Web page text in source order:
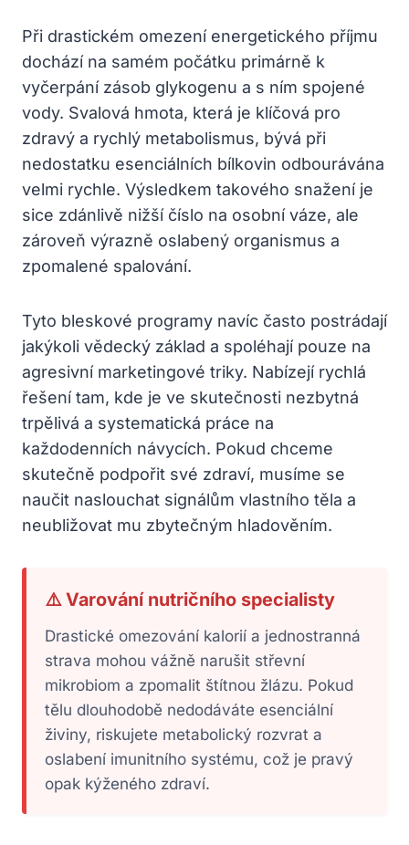
Při drastickém omezení energetického příjmu
dochází na samém počátku primárně k
vyčerpání zásob glykogenu a s ním spojené
vody. Svalová hmota, která je klíčová pro
zdravý a rychlý metabolismus, bývá při
nedostatku esenciálních bílkovin odbourávána
velmi rychle. Výsledkem takového snažení je
sice zdánlivě nižší číslo na osobní váze, ale
zároveň výrazně oslabený organismus a
zpomalené spalování.
Tyto bleskové programy navíc často postrádají
jakýkoli vědecký základ a spoléhají pouze na
agresivní marketingové triky. Nabízejí rychlá
řešení tam, kde je ve skutečnosti nezbytná
trpělivá a systematická práce na
každodenních návycích. Pokud chceme
skutečně podpořit své zdraví, musíme se
naučit naslouchat signálům vlastního těla a
neubližovat mu zbytečným hladověním.
⚠️ Varování nutričního specialisty
Drastické omezování kalorií a jednostranná
strava mohou vážně narušit střevní
mikrobiom a zpomalit štítnou žlázu. Pokud
tělu dlouhodobě nedodáváte esenciální
živiny, riskujete metabolický rozvrat a
oslabení imunitního systému, což je pravý
opak kýženého zdraví.